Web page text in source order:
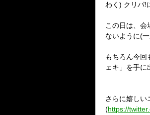
わく) クリパ!
この日は、
ないように(
もちろん今
ェキ」を手
さらに嬉しい
(https://